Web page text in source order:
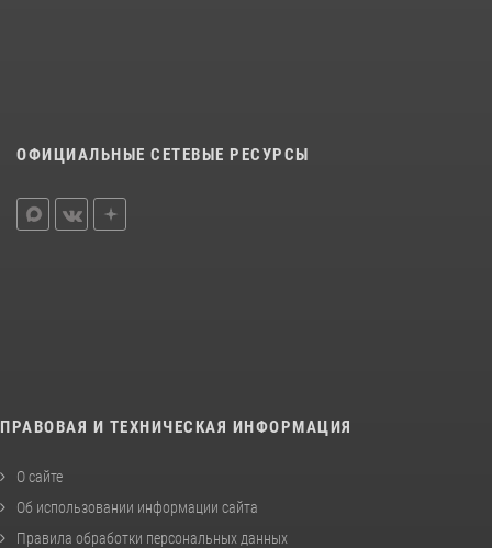
ОФИЦИАЛЬНЫЕ СЕТЕВЫЕ РЕСУРСЫ
ПРАВОВАЯ И ТЕХНИЧЕСКАЯ ИНФОРМАЦИЯ
О сайте
Об использовании информации сайта
Правила обработки персональных данных